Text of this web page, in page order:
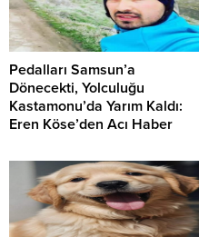
Pedalları Samsun’a
Dönecekti, Yolculuğu
Kastamonu’da Yarım Kaldı:
Eren Köse’den Acı Haber